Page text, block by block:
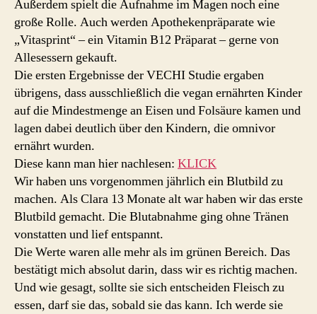
Außerdem spielt die Aufnahme im Magen noch eine
große Rolle. Auch werden Apothekenpräparate wie
„Vitasprint“ – ein Vitamin B12 Präparat – gerne von
Allesessern gekauft.
Die ersten Ergebnisse der VECHI Studie ergaben
übrigens, dass ausschließlich die vegan ernährten Kinder
auf die Mindestmenge an Eisen und Folsäure kamen und
lagen dabei deutlich über den Kindern, die omnivor
ernährt wurden.
Diese kann man hier nachlesen: KLICK
Wir haben uns vorgenommen jährlich ein Blutbild zu
machen. Als Clara 13 Monate alt war haben wir das erste
Blutbild gemacht. Die Blutabnahme ging ohne Tränen
vonstatten und lief entspannt.
Die Werte waren alle mehr als im grünen Bereich. Das
bestätigt mich absolut darin, dass wir es richtig machen.
Und wie gesagt, sollte sie sich entscheiden Fleisch zu
essen, darf sie das, sobald sie das kann. Ich werde sie